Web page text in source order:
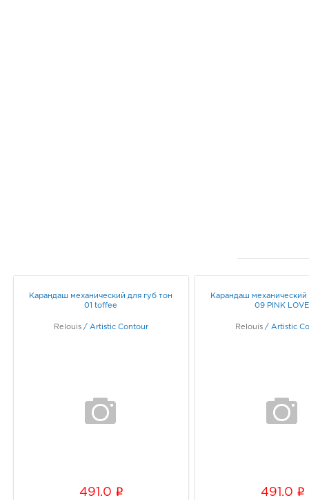
Карандаш механический для губ тон
01 toffee
Relouis / Artistic Contour
491.0 i
Карандаш механический
09 PINK LOVE
Relouis / Artistic
491.0 i